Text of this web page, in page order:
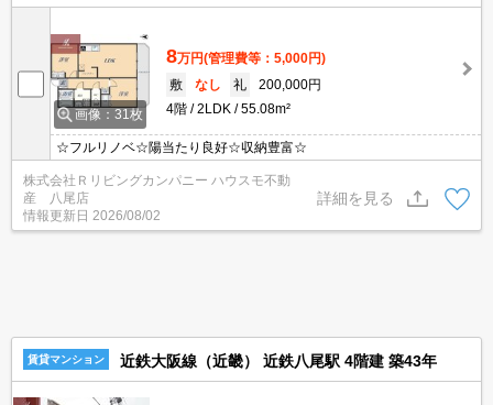
画像：31枚
8万円(管理費等：5,000円)
敷
なし 礼
200,000円
4階
2LDK 55.08m²
☆フルリノベ☆陽当たり良好☆収納豊富☆
株式会社Ｒリビングカンパニー ハウスモ不動
産 八尾店
情報更新日 2026/08/02
詳細を見る
賃貸マンション 近鉄大阪線（近畿） 近鉄八尾駅 4階建 築43年